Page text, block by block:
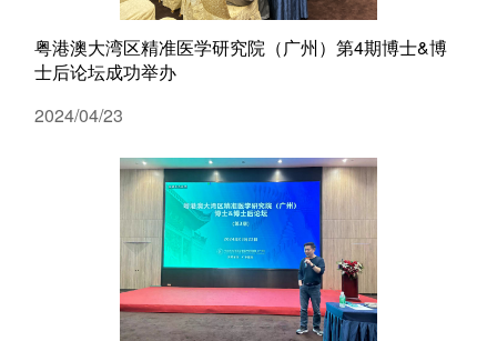
粤港澳大湾区精准医学研究院（广州）第4期博士&博
士后论坛成功举办
2024/04/23